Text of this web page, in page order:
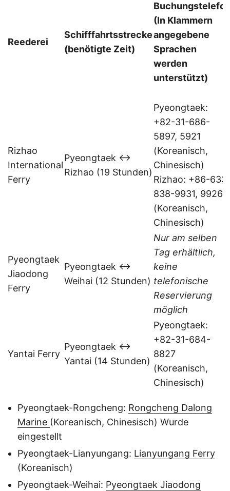
Reederei
Schifffahrtsstrecke
(benötigte Zeit)
(In Klammern
angegebene
Sprachen
werden
unterstützt)
Rizhao
International
Ferry
Pyeongtaek ↔
Rizhao (19 Stunden)
Pyeongtaek:
+82-31-686-
5897, 5921
(Koreanisch,
Chinesisch)
Rizhao: +86-
838-9931, 9926
(Koreanisch,
Chinesisch)
Pyeongtaek
Jiaodong
Ferry
Pyeongtaek ↔
Weihai (12 Stunden)
Nur am selben
Tag erhältlich,
keine
telefonische
Reservierung
möglich
Yantai Ferry
Pyeongtaek ↔
Yantai (14 Stunden)
Pyeongtaek:
+82-31-684-
8827
(Koreanisch,
Chinesisch)
Pyeongtaek-Rongcheng: Rongcheng Dalong
Marine (Koreanisch, Chinesisch) Wurde
eingestellt
Pyeongtaek-Lianyungang: Lianyungang Ferry
(Koreanisch)
Pyeongtaek-Weihai: Pyeongtaek Jiaodong